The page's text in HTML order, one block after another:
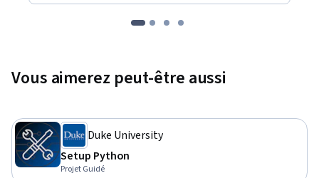
Vous aimerez peut-être aussi
Duke University
Setup Python
Projet Guidé